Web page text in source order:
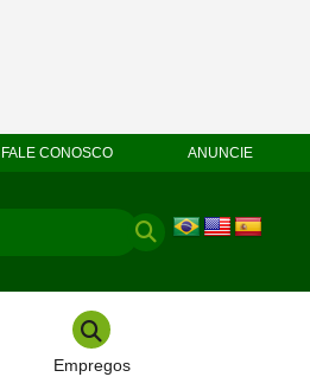
FALE CONOSCO ANUNCIE
Empregos